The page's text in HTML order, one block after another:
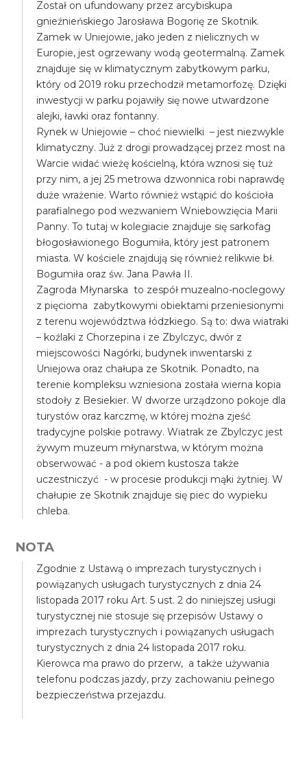
Został on ufundowany przez arcybiskupa
gnieźnieńskiego Jarosława Bogorię ze Skotnik.
Zamek w Uniejowie, jako jeden z nielicznych w
Europie, jest ogrzewany wodą geotermalną. Zamek
znajduje się w klimatycznym zabytkowym parku,
który od 2019 roku przechodził metamorfozę. Dzięki
inwestycji w parku pojawiły się nowe utwardzone
alejki, ławki oraz fontanny.
Rynek w Uniejowie – choć niewielki – jest niezwykle
klimatyczny. Już z drogi prowadzącej przez most na
Warcie widać wieżę kościelną, która wznosi się tuż
przy nim, a jej 25 metrowa dzwonnica robi naprawdę
duże wrażenie. Warto również wstąpić do kościoła
parafialnego pod wezwaniem Wniebowzięcia Marii
Panny. To tutaj w kolegiacie znajduje się sarkofag
błogosławionego Bogumiła, który jest patronem
miasta. W kościele znajdują się również relikwie bł.
Bogumiła oraz św. Jana Pawła II.
Zagroda Młynarska to zespół muzealno-noclegowy
z pięcioma zabytkowymi obiektami przeniesionymi
z terenu województwa łódzkiego. Są to: dwa wiatraki
– koźlaki z Chorzepina i ze Zbylczyc, dwór z
miejscowości Nagórki, budynek inwentarski z
Uniejowa oraz chałupa ze Skotnik. Ponadto, na
terenie kompleksu wzniesiona została wierna kopia
stodoły z Besiekier. W dworze urządzono pokoje dla
turystów oraz karczmę, w której można zjeść
tradycyjne polskie potrawy. Wiatrak ze Zbylczyc jest
żywym muzeum młynarstwa, w którym można
obserwować - a pod okiem kustosza także
uczestniczyć - w procesie produkcji mąki żytniej. W
chałupie ze Skotnik znajduje się piec do wypieku
chleba.
NOTA
Zgodnie z Ustawą o imprezach turystycznych i
powiązanych usługach turystycznych z dnia 24
listopada 2017 roku Art. 5 ust. 2 do niniejszej usługi
turystycznej nie stosuje się przepisów Ustawy o
imprezach turystycznych i powiązanych usługach
turystycznych z dnia 24 listopada 2017 roku.
Kierowca ma prawo do przerw, a także używania
telefonu podczas jazdy, przy zachowaniu pełnego
bezpieczeństwa przejazdu.